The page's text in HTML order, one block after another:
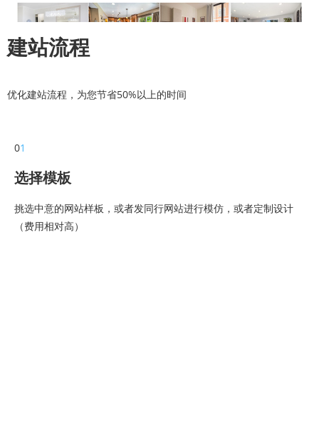
建站流程
优化建站流程，为您节省50%以上的时间
01
选择模板
挑选中意的网站样板，或者发同行网站进行模仿，或者定制设计
（费用相对高）